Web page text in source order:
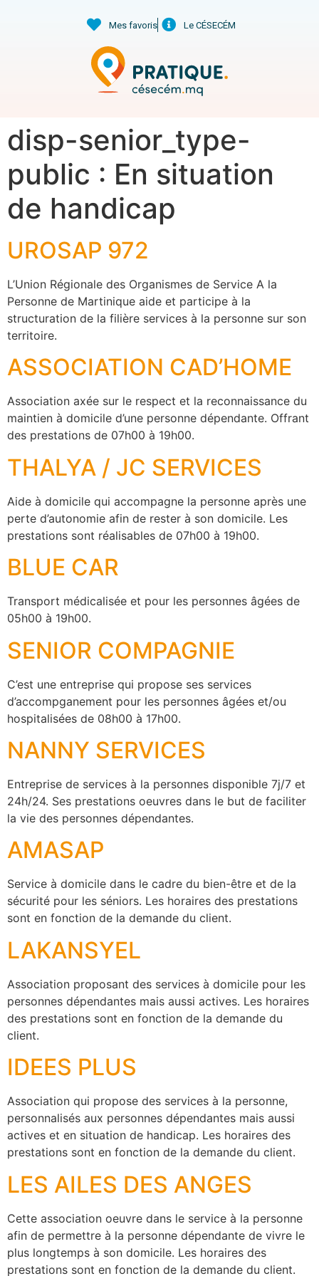
Mes favoris Le CÉSECÉM
disp-senior_type-
public : En situation
de handicap
UROSAP 972
L’Union Régionale des Organismes de Service A la
Personne de Martinique aide et participe à la
structuration de la filière services à la personne sur son
territoire.
ASSOCIATION CAD’HOME
Association axée sur le respect et la reconnaissance du
maintien à domicile d’une personne dépendante. Offrant
des prestations de 07h00 à 19h00.
THALYA / JC SERVICES
Aide à domicile qui accompagne la personne après une
perte d’autonomie afin de rester à son domicile. Les
prestations sont réalisables de 07h00 à 19h00.
BLUE CAR
Transport médicalisée et pour les personnes âgées de
05h00 à 19h00.
SENIOR COMPAGNIE
C’est une entreprise qui propose ses services
d’accompganement pour les personnes âgées et/ou
hospitalisées de 08h00 à 17h00.
NANNY SERVICES
Entreprise de services à la personnes disponible 7j/7 et
24h/24. Ses prestations oeuvres dans le but de faciliter
la vie des personnes dépendantes.
AMASAP
Service à domicile dans le cadre du bien-être et de la
sécurité pour les séniors. Les horaires des prestations
sont en fonction de la demande du client.
LAKANSYEL
Association proposant des services à domicile pour les
personnes dépendantes mais aussi actives. Les horaires
des prestations sont en fonction de la demande du
client.
IDEES PLUS
Association qui propose des services à la personne,
personnalisés aux personnes dépendantes mais aussi
actives et en situation de handicap. Les horaires des
prestations sont en fonction de la demande du client.
LES AILES DES ANGES
Cette association oeuvre dans le service à la personne
afin de permettre à la personne dépendante de vivre le
plus longtemps à son domicile. Les horaires des
prestations sont en fonction de la demande du client.